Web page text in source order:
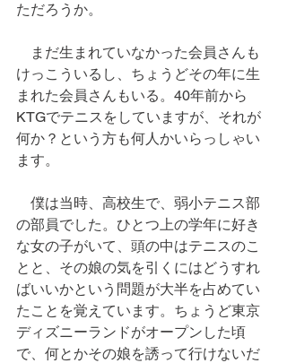
ただろうか。
まだ生まれていなかった会員さんも
けっこういるし、ちょうどその年に生
まれた会員さんもいる。40年前から
KTGでテニスをしていますが、それが
何か？という方も何人かいらっしゃい
ます。
僕は当時、高校生で、弱小テニス部
の部員でした。ひとつ上の学年に好き
な女の子がいて、頭の中はテニスのこ
とと、その娘の気を引くにはどうすれ
ばいいかという問題が大半を占めてい
たことを覚えています。ちょうど東京
ディズニーランドがオープンした頃
で、何とかその娘を誘って行けないだ